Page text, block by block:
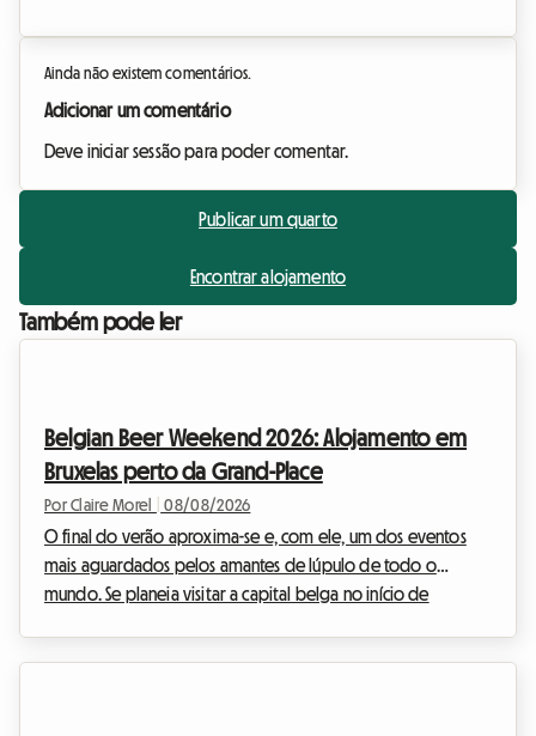
Ainda não existem comentários.
Adicionar um comentário
Deve iniciar sessão para poder comentar.
Publicar um quarto
Encontrar alojamento
Também pode ler
Belgian Beer Weekend 2026: Alojamento em
Bruxelas perto da Grand-Place
Por Claire Morel 08/08/2026
O final do verão aproxima-se e, com ele, um dos eventos
mais aguardados pelos amantes de lúpulo de todo o
mundo. Se planeia visitar a capital belga no início de